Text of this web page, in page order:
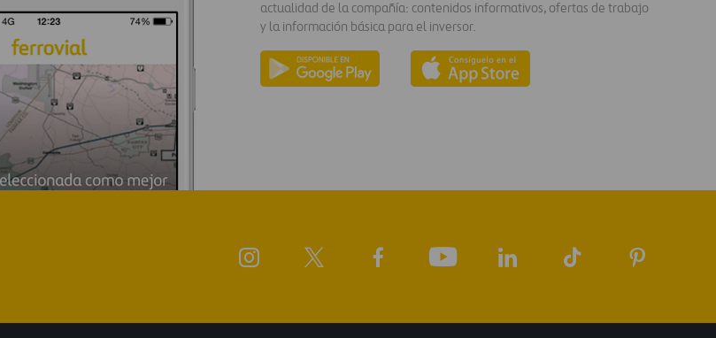
actualidad de la compañía: contenidos informativos, ofertas de trabajo
y la información básica para el inversor.